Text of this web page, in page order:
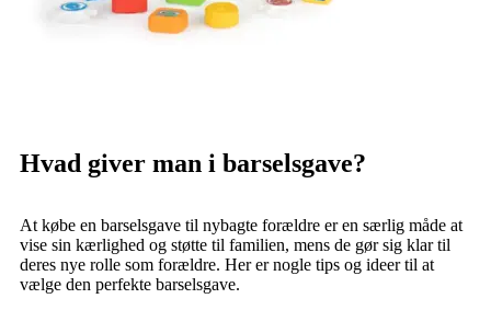
Hvad giver man i barselsgave?
At købe en barselsgave til nybagte forældre er en særlig måde at
vise sin kærlighed og støtte til familien, mens de gør sig klar til
deres nye rolle som forældre. Her er nogle tips og ideer til at
vælge den perfekte barselsgave.